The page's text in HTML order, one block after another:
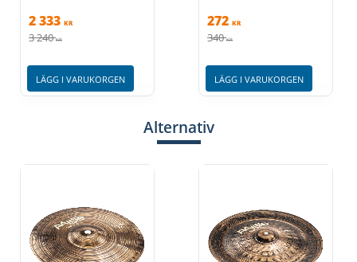
2 333 KR
3 240 KR
LÄGG I VARUKORGEN
272 KR
340 KR
LÄGG I VARUKORGEN
Alternativ